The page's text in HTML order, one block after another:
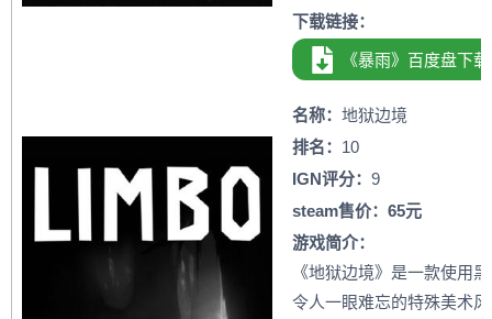
下载链接：
《暴雨》百度盘下载
名称： 地狱边境
排名： 10
IGN评分： 9
steam售价：65元
游戏简介：
《地狱边境》是一款使用
令人一眼难忘的特殊美术